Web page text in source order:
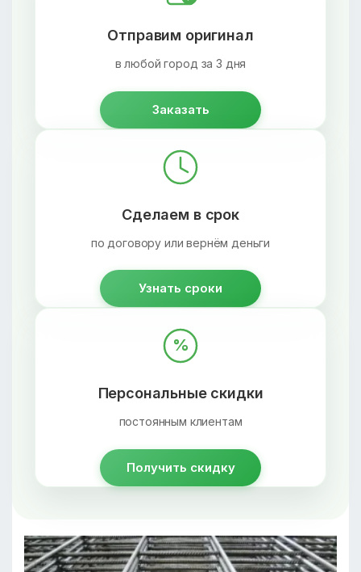
Отправим оригинал
в любой город за 3 дня
Заказать
Сделаем в срок
по договору или вернём деньги
Узнать сроки
%
Персональные скидки
постоянным клиентам
Получить скидку